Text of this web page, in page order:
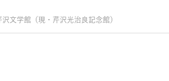
沢文学館（現・芹沢光治良記念館）